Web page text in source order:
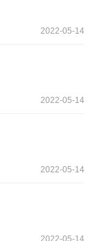
2022-05-14
2022-05-14
2022-05-14
2022-05-14